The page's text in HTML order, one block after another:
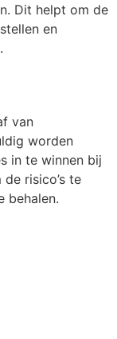
Dit helpt om de
en
van
worden
in te winnen bij
risico’s te
behalen.